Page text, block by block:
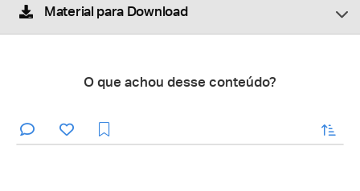
Material para Download
O que achou desse conteúdo?
enviar